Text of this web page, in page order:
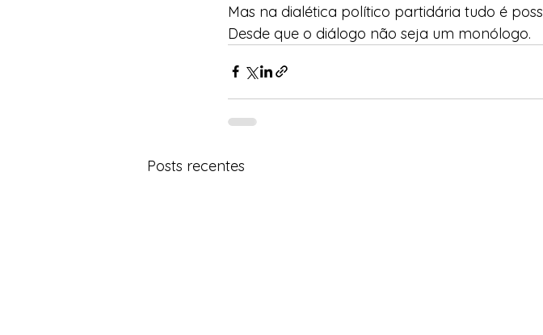
Mas na dialética político partidária tudo é
Desde que o diálogo não seja um monólogo.
Posts recentes